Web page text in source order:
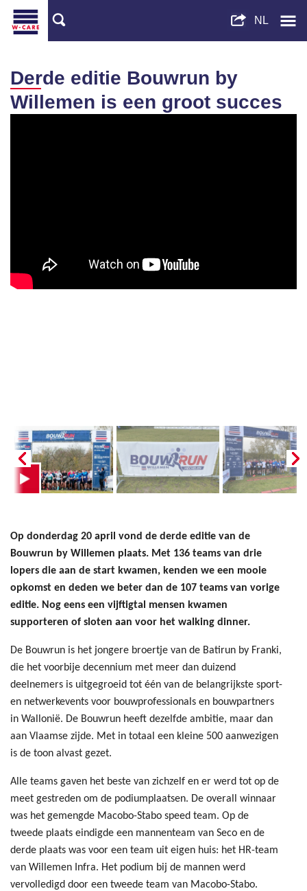
Derde editie Bouwrun by
Willemen is een groot succes
Op donderdag 20 april vond de derde editie van de
Bouwrun by Willemen plaats. Met 136 teams van drie
lopers die aan de start kwamen, kenden we een mooie
opkomst en deden we beter dan de 107 teams van vorige
editie. Nog eens een vijftigtal mensen kwamen
supporteren of sloten aan voor het walking dinner.
De Bouwrun is het jongere broertje van de Batirun by Franki,
die het voorbije decennium met meer dan duizend
deelnemers is uitgegroeid tot één van de belangrijkste sport-
en netwerkevents voor bouwprofessionals en bouwpartners
in Wallonië. De Bouwrun heeft dezelfde ambitie, maar dan
aan Vlaamse zijde. Met in totaal een kleine 500 aanwezigen
is de toon alvast gezet.
Alle teams gaven het beste van zichzelf en er werd tot op de
meet gestreden om de podiumplaatsen. De overall winnaar
was het gemengde Macobo-Stabo speed team. Op de
tweede plaats eindigde een mannenteam van Seco en de
derde plaats was voor een team uit eigen huis: het HR-team
van Willemen Infra. Het podium bij de mannen werd
vervolledigd door een tweede team van Macobo-Stabo.